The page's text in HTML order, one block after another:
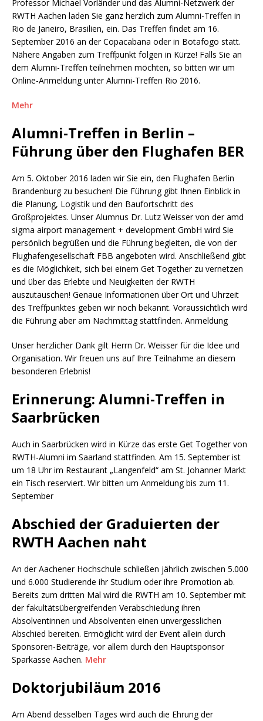
Professor Michael Vorländer und das Alumni-Netzwerk der
RWTH Aachen laden Sie ganz herzlich zum Alumni-Treffen in
Rio de Janeiro, Brasilien, ein. Das Treffen findet am 16.
September 2016 an der Copacabana oder in Botafogo statt.
Nähere Angaben zum Treffpunkt folgen in Kürze! Falls Sie an
dem Alumni-Treffen teilnehmen möchten, so bitten wir um
Online-Anmeldung unter Alumni-Treffen Rio 2016.
Mehr
Alumni-Treffen in Berlin –
Führung über den Flughafen BER
Am 5. Oktober 2016 laden wir Sie ein, den Flughafen Berlin
Brandenburg zu besuchen! Die Führung gibt Ihnen Einblick in
die Planung, Logistik und den Baufortschritt des
Großprojektes. Unser Alumnus Dr. Lutz Weisser von der amd
sigma airport management + development GmbH wird Sie
persönlich begrüßen und die Führung begleiten, die von der
Flughafengesellschaft FBB angeboten wird. Anschließend gibt
es die Möglichkeit, sich bei einem Get Together zu vernetzen
und über das Erlebte und Neuigkeiten der RWTH
auszutauschen! Genaue Informationen über Ort und Uhrzeit
des Treffpunktes geben wir noch bekannt. Voraussichtlich wird
die Führung aber am Nachmittag stattfinden. Anmeldung
Unser herzlicher Dank gilt Herrn Dr. Weisser für die Idee und
Organisation. Wir freuen uns auf Ihre Teilnahme an diesem
besonderen Erlebnis!
Erinnerung: Alumni-Treffen in
Saarbrücken
Auch in Saarbrücken wird in Kürze das erste Get Together von
RWTH-Alumni im Saarland stattfinden. Am 15. September ist
um 18 Uhr im Restaurant „Langenfeld“ am St. Johanner Markt
ein Tisch reserviert. Wir bitten um Anmeldung bis zum 11.
September
Abschied der Graduierten der
RWTH Aachen naht
An der Aachener Hochschule schließen jährlich zwischen 5.000
und 6.000 Studierende ihr Studium oder ihre Promotion ab.
Bereits zum dritten Mal wird die RWTH am 10. September mit
der fakultätsübergreifenden Verabschiedung ihren
Absolventinnen und Absolventen einen unvergesslichen
Abschied bereiten. Ermöglicht wird der Event allein durch
Sponsoren-Beiträge, vor allem durch den Hauptsponsor
Sparkasse Aachen. Mehr
Doktorjubiläum 2016
Am Abend desselben Tages wird auch die Ehrung der